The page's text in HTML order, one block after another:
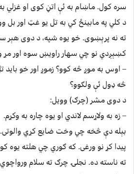
سره کول. ماښام به ئې اتڼ کوی او غزلي
د کلي په مابینځ کي به تل یو غټ اور بل
ته نه پرېښوی. خو یوه شپه، د دوی هېر
کښېږدي نو چي سهار راویښ سوه اور مړ
– اوس به موږ څه کوو؟ زموږ اور خو باید
څه ډول ئې ولګوو؟
د دوی مشر (چرګ) وویل:
– زه به ولاړسم لاندي او یوه چاره به وکړم.
بېله دې څخه چي وخت ضایع کړي
پیدا کړ نو ورغی. که ګوري چي هلته یوه
ته ناسته ده. نجلۍ چرګ ته سلام